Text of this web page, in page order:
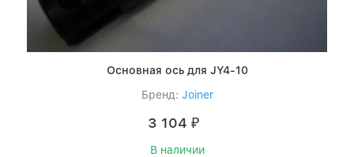
Основная ось для JY4-10
Бренд: Joiner
3 104 ₽
В наличии